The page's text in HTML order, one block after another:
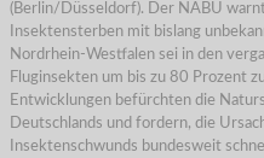
(Berlin/Düsseldorf). Der NABU
Insektensterben mit bislang
Nordrhein-Westfalen sei in den
Fluginsekten um bis zu 80 Prozent
Entwicklungen befürchten die
Deutschlands und fordern, die
Insektenschwunds bundesweit